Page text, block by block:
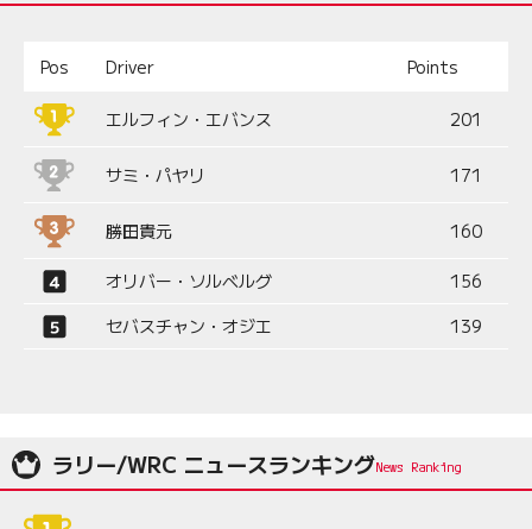
Pos Driver Points
エルフィン・エバンス 201
サミ・パヤリ 171
勝田貴元 160
オリバー・ソルベルグ
156
セバスチャン・オジエ
139
ラリー/WRC ニュースランキング